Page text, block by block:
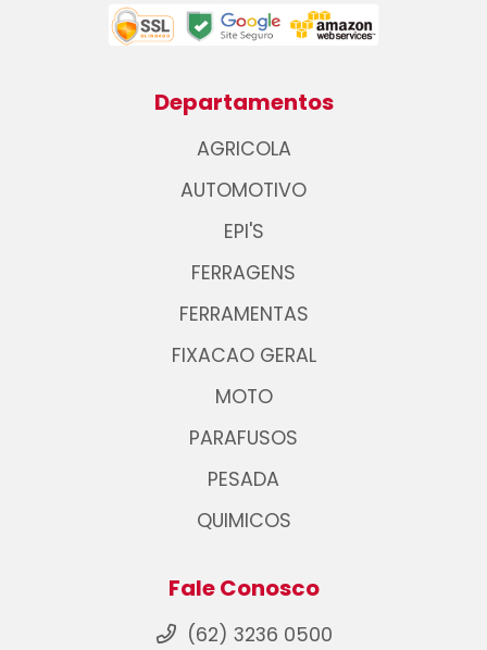
Departamentos
AGRICOLA
AUTOMOTIVO
EPI'S
FERRAGENS
FERRAMENTAS
FIXACAO GERAL
MOTO
PARAFUSOS
PESADA
QUIMICOS
Fale Conosco
(62) 3236 0500